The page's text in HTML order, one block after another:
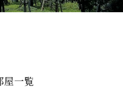
一覧